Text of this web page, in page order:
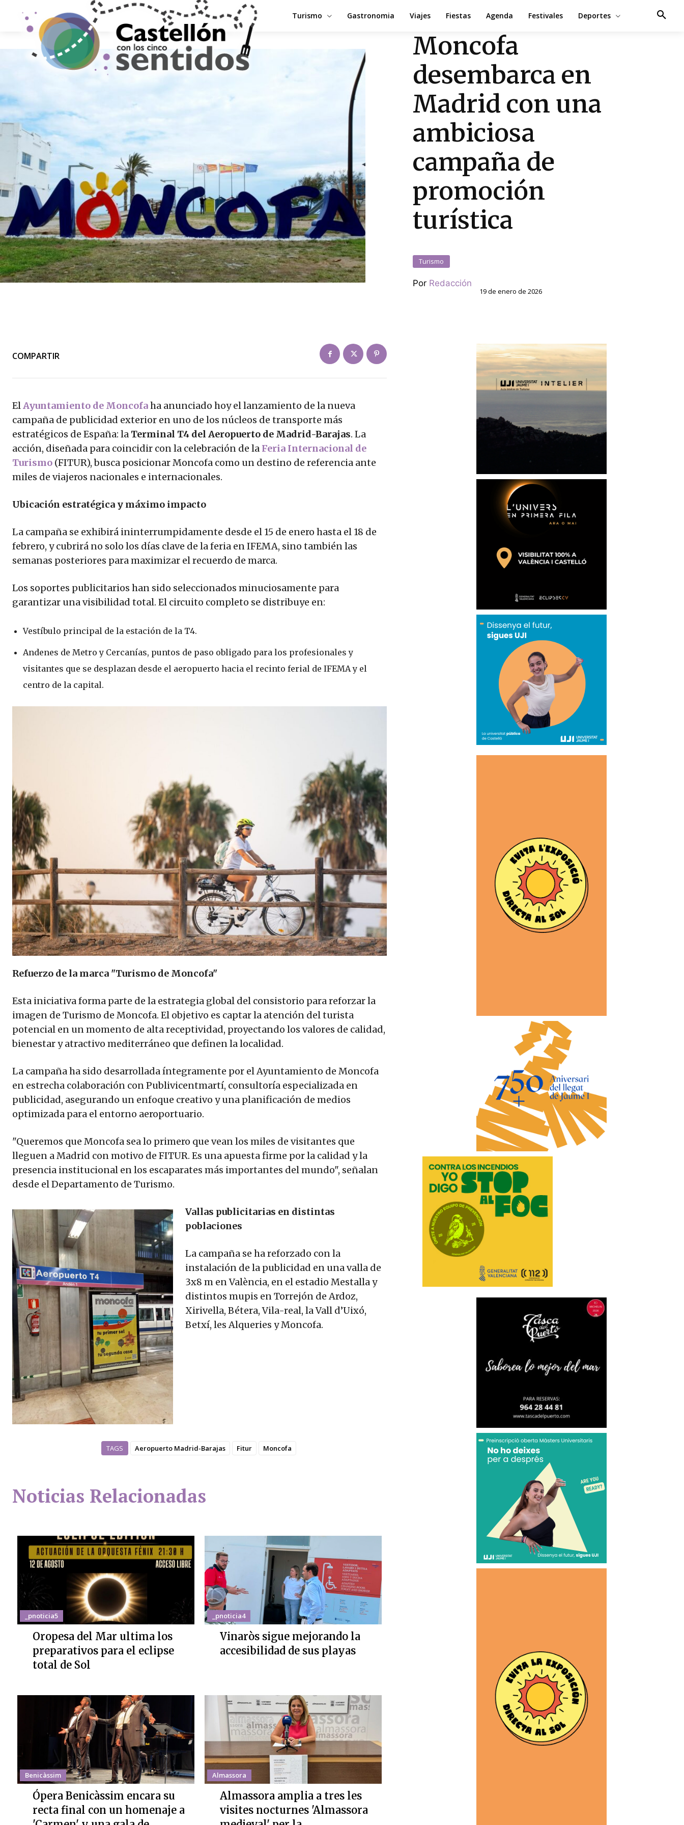
Turismo Gastronomia Viajes Fiestas Agenda Festivales Deportes
Moncofa
desembarca en
Madrid con una
ambiciosa
campaña de
promoción
turística
Turismo
Por Redacción
19 de enero de 2026
COMPARTIR
ElAyuntamiento de Moncofaha anunciado hoy el lanzamiento de la nueva
campaña de publicidad exterior en uno de los núcleos de transporte más
estratégicos de España: la Terminal T4 del Aeropuerto de Madrid-Barajas. La
acción, diseñada para coincidir con la celebración de la Feria Internacional de
Turismo (FITUR), busca posicionar Moncofa como un destino de referencia ante
miles de viajeros nacionales e internacionales.
Ubicación estratégica y máximo impacto
La campaña se exhibirá ininterrumpidamente desde el 15 de enero hasta el 18 de
febrero, y cubrirá no solo los días clave de la feria en IFEMA, sino también las
semanas posteriores para maximizar el recuerdo de marca.
Los soportes publicitarios han sido seleccionados minuciosamente para
garantizar una visibilidad total. El circuito completo se distribuye en:
Vestíbulo principal de la estación de la T4.
Andenes de Metro y Cercanías, puntos de paso obligado para los profesionales y
visitantes que se desplazan desde el aeropuerto hacia el recinto ferial de IFEMA y el
centro de la capital.
Refuerzo de la marca "Turismo de Moncofa"
Esta iniciativa forma parte de la estrategia global del consistorio para reforzar la
imagen de Turismo de Moncofa. El objetivo es captar la atención del turista
potencial en un momento de alta receptividad, proyectando los valores de calidad,
bienestar y atractivo mediterráneo que definen la localidad.
La campaña ha sido desarrollada íntegramente por el Ayuntamiento de Moncofa
en estrecha colaboración con Publivicentmartí, consultoría especializada en
publicidad, asegurando un enfoque creativo y una planificación de medios
optimizada para el entorno aeroportuario.
"Queremos que Moncofa sea lo primero que vean los miles de visitantes que
lleguen a Madrid con motivo de FITUR. Es una apuesta firme por la calidad y la
presencia institucional en los escaparates más importantes del mundo", señalan
desde el Departamento de Turismo.
Vallas publicitarias en distintas
poblaciones
La campaña se ha reforzado con la
instalación de la publicidad en una valla de
3x8 m en València, en el estadio Mestalla y
distintos mupis en Torrejón de Ardoz,
Xirivella, Bétera, Vila-real, la Vall d’Uixó,
Betxí, les Alqueries y Moncofa.
TAGS Aeropuerto Madrid-Barajas Fitur Moncofa
Noticias Relacionadas
_pnoticia5
Oropesa del Mar ultima los
preparativos para el eclipse
total de Sol
_pnoticia4
Vinaròs sigue mejorando la
accesibilidad de sus playas
Benicàssim
Ópera Benicàssim encara su
recta final con un homenaje a
Almassora
Almassora amplia a tres les
visites nocturnes 'Almassora